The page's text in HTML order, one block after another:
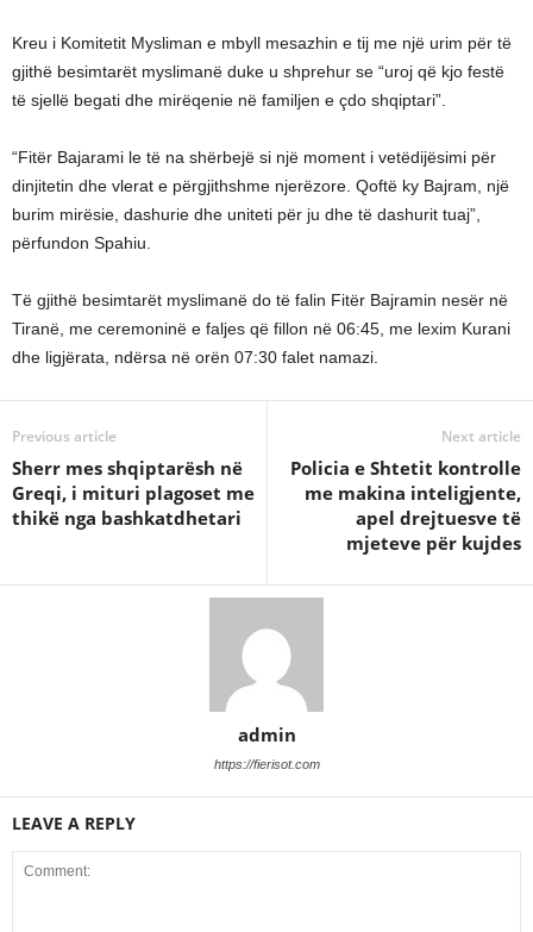
Kreu i Komitetit Mysliman e mbyll mesazhin e tij me një urim për të
gjithë besimtarët myslimanë duke u shprehur se “uroj që kjo festë
të sjellë begati dhe mirëqenie në familjen e çdo shqiptari”.
“Fitër Bajarami le të na shërbejë si një moment i vetëdijësimi për
dinjitetin dhe vlerat e përgjithshme njerëzore. Qoftë ky Bajram, një
burim mirësie, dashurie dhe uniteti për ju dhe të dashurit tuaj”,
përfundon Spahiu.
Të gjithë besimtarët myslimanë do të falin Fitër Bajramin nesër në
Tiranë, me ceremoninë e faljes që fillon në 06:45, me lexim Kurani
dhe ligjërata, ndërsa në orën 07:30 falet namazi.
Previous article
Sherr mes shqiptarësh në
Greqi, i mituri plagoset me
thikë nga bashkatdhetari
Next article
Policia e Shtetit kontrolle
me makina inteligjente,
apel drejtuesve të
mjeteve për kujdes
admin
https://fierisot.com
LEAVE A REPLY